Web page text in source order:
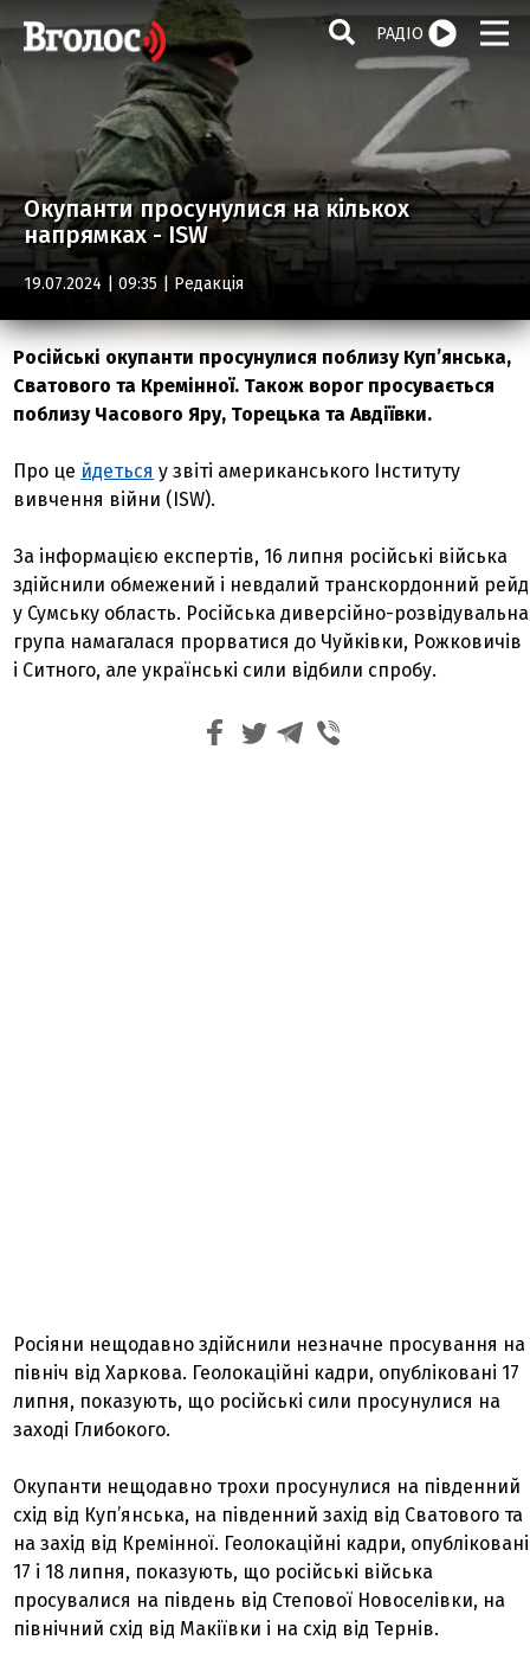
РАДІО
Окупанти просунулися на кількох
напрямках - ISW
19.07.2024 | 09:35 | Редакція
Російські окупанти просунулися поблизу Куп’янська,
Сватового та Кремінної. Також ворог просувається
поблизу Часового Яру, Торецька та Авдіївки.
Про це йдеться у звіті американського Інституту
вивчення війни (ISW).
За інформацією експертів, 16 липня російські війська
здійснили обмежений і невдалий транскордонний рейд
у Сумську область. Російська диверсійно-розвідувальна
група намагалася прорватися до Чуйківки, Рожковичів
і Ситного, але українські сили відбили спробу.
Росіяни нещодавно здійснили незначне просування на
північ від Харкова. Геолокаційні кадри, опубліковані 17
липня, показують, що російські сили просунулися на
заході Глибокого.
Окупанти нещодавно трохи просунулися на південний
схід від Куп’янська, на південний захід від Сватового та
на захід від Кремінної. Геолокаційні кадри, опубліковані
17 і 18 липня, показують, що російські війська
просувалися на південь від Степової Новоселівки, на
північний схід від Макіївки і на схід від Тернів.